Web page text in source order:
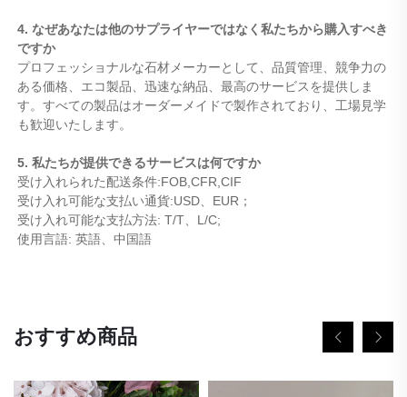
4. なぜあなたは他のサプライヤーではなく私たちから購入すべき
ですか
プロフェッショナルな石材メーカーとして、品質管理、競争力の
ある価格、エコ製品、迅速な納品、最高のサービスを提供しま
す。すべての製品はオーダーメイドで製作されており、工場見学
も歓迎いたします。
5. 私たちが提供できるサービスは何ですか
受け入れられた配送条件:FOB,CFR,CIF
受け入れ可能な支払い通貨:USD、EUR；
受け入れ可能な支払方法: T/T、L/C;
使用言語: 英語、中国語
おすすめ商品